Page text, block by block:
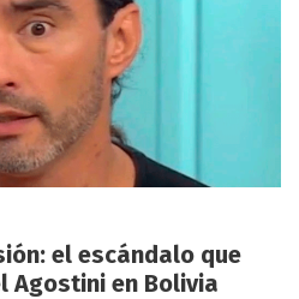
el escándalo que
Agostini en Bolivia